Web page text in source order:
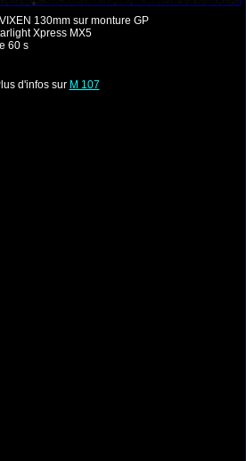
130mm sur monture GP
Xpress MX5
60 s
d'infos sur M 107